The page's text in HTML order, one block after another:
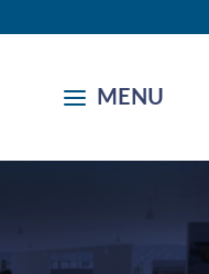
MENU